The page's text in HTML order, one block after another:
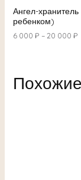
Ангел-хранитель
ребенком)
6 000 ₽ –20 000 ₽